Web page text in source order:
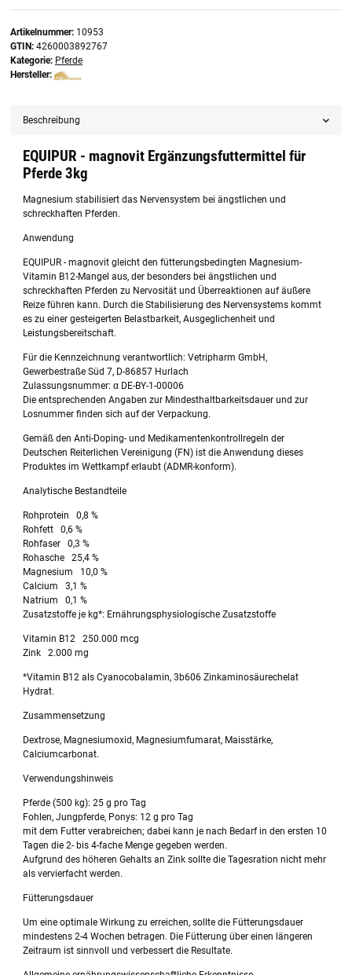
Artikelnummer: 10953
GTIN: 4260003892767
Kategorie: Pferde
Hersteller:
Beschreibung
EQUIPUR - magnovit Ergänzungsfuttermittel für
Pferde 3kg
Magnesium stabilisiert das Nervensystem bei ängstlichen und
schreckhaften Pferden.
Anwendung
EQUIPUR - magnovit gleicht den fütterungsbedingten Magnesium-
Vitamin B12-Mangel aus, der besonders bei ängstlichen und
schreckhaften Pferden zu Nervosität und Überreaktionen auf äußere
Reize führen kann. Durch die Stabilisierung des Nervensystems kommt
es zu einer gesteigerten Belastbarkeit, Ausgeglichenheit und
Leistungsbereitschaft.
Für die Kennzeichnung verantwortlich: Vetripharm GmbH,
Gewerbestraße Süd 7, D-86857 Hurlach
Zulassungsnummer: α DE-BY-1-00006
Die entsprechenden Angaben zur Mindesthaltbarkeitsdauer und zur
Losnummer finden sich auf der Verpackung.
Gemäß den Anti-Doping- und Medikamentenkontrollregeln der
Deutschen Reiterlichen Vereinigung (FN) ist die Anwendung dieses
Produktes im Wettkampf erlaubt (ADMR-konform).
Analytische Bestandteile
Rohprotein 0,8 %
Rohfett 0,6 %
Rohfaser 0,3 %
Rohasche 25,4 %
Magnesium 10,0 %
Calcium 3,1 %
Natrium 0,1 %
Zusatzstoffe je kg*: Ernährungsphysiologische Zusatzstoffe
Vitamin B12 250.000 mcg
Zink 2.000 mg
*Vitamin B12 als Cyanocobalamin, 3b606 Zinkaminosäurechelat
Hydrat.
Zusammensetzung
Dextrose, Magnesiumoxid, Magnesiumfumarat, Maisstärke,
Calciumcarbonat.
Verwendungshinweis
Pferde (500 kg): 25 g pro Tag
Fohlen, Jungpferde, Ponys: 12 g pro Tag
mit dem Futter verabreichen; dabei kann je nach Bedarf in den ersten 10
Tagen die 2- bis 4-fache Menge gegeben werden.
Aufgrund des höheren Gehalts an Zink sollte die Tagesration nicht mehr
als vervierfacht werden.
Fütterungsdauer
Um eine optimale Wirkung zu erreichen, sollte die Fütterungsdauer
mindestens 2-4 Wochen betragen. Die Fütterung über einen längeren
Zeitraum ist sinnvoll und verbessert die Resultate.